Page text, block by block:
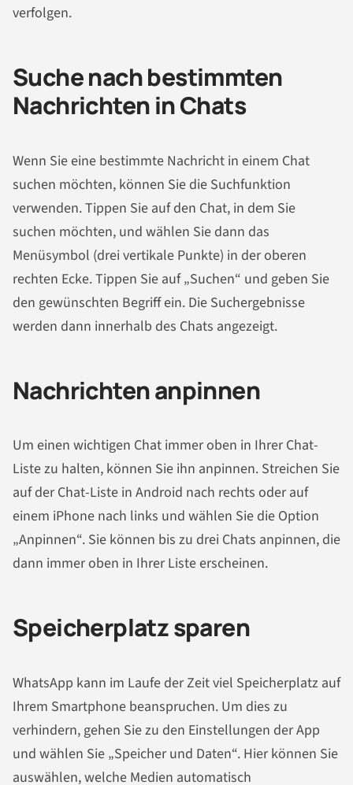
verfolgen.
Suche nach bestimmten
Nachrichten in Chats
Wenn Sie eine bestimmte Nachricht in einem Chat
suchen möchten, können Sie die Suchfunktion
verwenden. Tippen Sie auf den Chat, in dem Sie
suchen möchten, und wählen Sie dann das
Menüsymbol (drei vertikale Punkte) in der oberen
rechten Ecke. Tippen Sie auf „Suchen“ und geben Sie
den gewünschten Begriff ein. Die Suchergebnisse
werden dann innerhalb des Chats angezeigt.
Nachrichten anpinnen
Um einen wichtigen Chat immer oben in Ihrer Chat-
Liste zu halten, können Sie ihn anpinnen. Streichen Sie
auf der Chat-Liste in Android nach rechts oder auf
einem iPhone nach links und wählen Sie die Option
„Anpinnen“. Sie können bis zu drei Chats anpinnen, die
dann immer oben in Ihrer Liste erscheinen.
Speicherplatz sparen
WhatsApp kann im Laufe der Zeit viel Speicherplatz auf
Ihrem Smartphone beanspruchen. Um dies zu
verhindern, gehen Sie zu den Einstellungen der App
und wählen Sie „Speicher und Daten“. Hier können Sie
auswählen, welche Medien automatisch